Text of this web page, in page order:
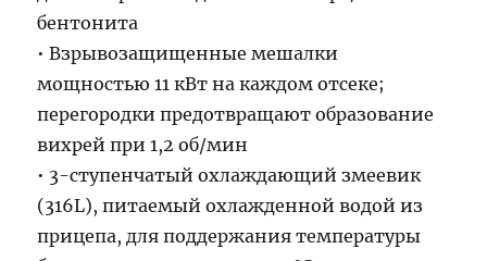
бентонита
• Взрывозащищенные мешалки
мощностью 11 кВт на каждом отсеке;
перегородки предотвращают образование
вихрей при 1,2 об/мин
• 3-ступенчатый охлаждающий змеевик
(316L), питаемый охлажденной водой из
прицепа, для поддержания температуры